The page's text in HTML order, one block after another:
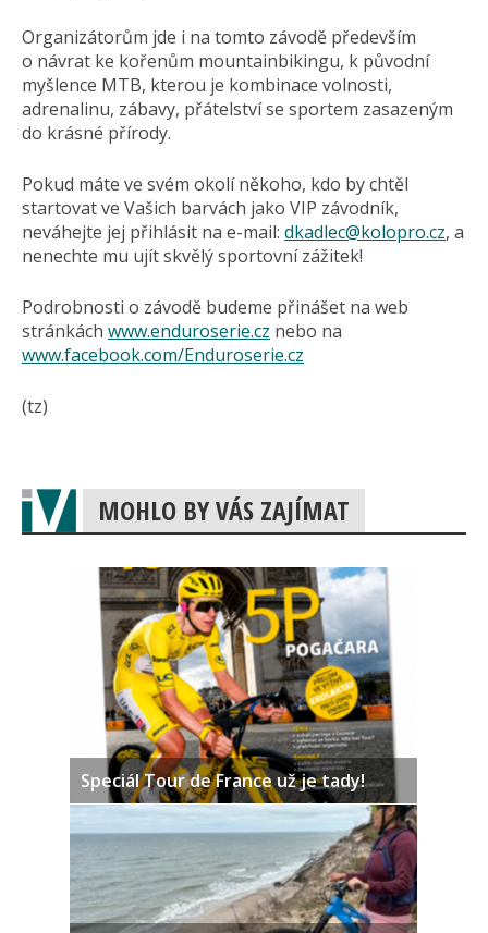
Organizátorům jde i na tomto závodě především
o návrat ke kořenům mountainbikingu, k původní
myšlence MTB, kterou je kombinace volnosti,
adrenalinu, zábavy, přátelství se sportem zasazeným
do krásné přírody.
Pokud máte ve svém okolí někoho, kdo by chtěl
startovat ve Vašich barvách jako VIP závodník,
neváhejte jej přihlásit na e-mail: dkadlec@kolopro.cz, a
nenechte mu ujít skvělý sportovní zážitek!
Podrobnosti o závodě budeme přinášet na web
stránkách www.enduroserie.cz nebo na
www.facebook.com/Enduroserie.cz
(tz)
MOHLO BY VÁS ZAJÍMAT
Speciál Tour de France už je tady!